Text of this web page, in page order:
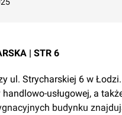
| STR 6
ul. Strycharskiej 6 w
usługowej, a
budynku